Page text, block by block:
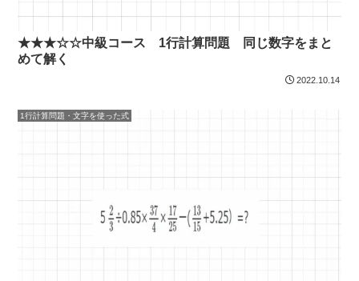
★★★☆☆中級コース 1行計算問題 同じ数字をまと
めて解く
2022.10.14
1行計算問題・文字を使った式